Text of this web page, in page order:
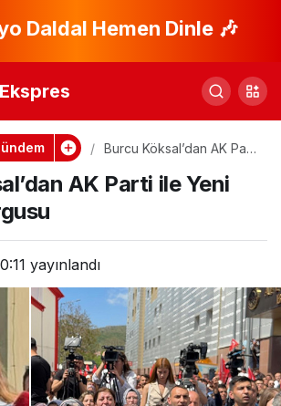
Daldal Hemen Dinle 🎶
Burcu Köksal’dan AK Parti
AK Parti ile Yeni
yayınlandı
Paylaş